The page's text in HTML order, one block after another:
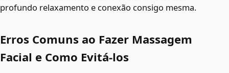
profundo relaxamento e conexão consigo mesma.
Erros Comuns ao Fazer Massagem
Facial e Como Evitá-los